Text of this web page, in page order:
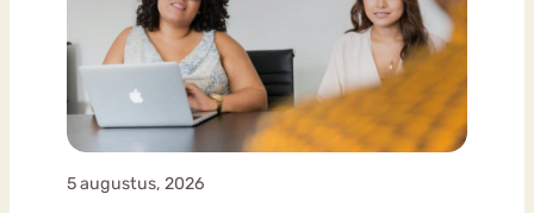
5 augustus, 2026